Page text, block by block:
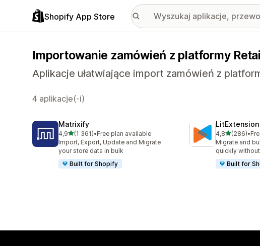
Shopify App Store
Importowanie zamówień z platformy
Aplikacje ułatwiające import zamówień z
4 aplikacje(-i)
Matrixify
4,9na 5 gwiazdek
(1 361)
Łączna liczba recenzji: 1361
•Free plan available
Import, Export, Update and Migrate
your store data in bulk
Built for Shopify
4,8na 5(286)
Łączna liczba
•
Migrate and
quickly
Built for